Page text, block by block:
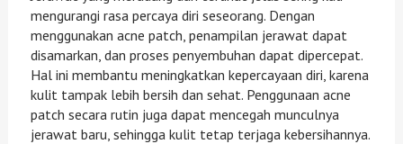
mengurangi rasa percaya diri seseorang. Dengan
menggunakan acne patch, penampilan jerawat dapat
disamarkan, dan proses penyembuhan dapat dipercepat.
Hal ini membantu meningkatkan kepercayaan diri, karena
kulit tampak lebih bersih dan sehat. Penggunaan acne
patch secara rutin juga dapat mencegah munculnya
jerawat baru, sehingga kulit tetap terjaga kebersihannya.